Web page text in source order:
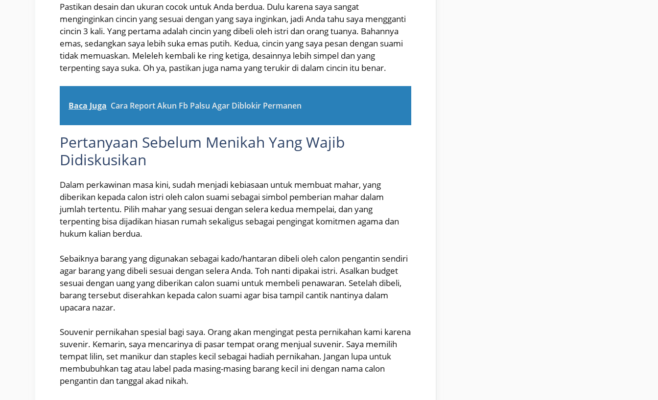
Pastikan desain dan ukuran cocok untuk Anda berdua. Dulu karena saya sangat
menginginkan cincin yang sesuai dengan yang saya inginkan, jadi Anda tahu saya mengganti
cincin 3 kali. Yang pertama adalah cincin yang dibeli oleh istri dan orang tuanya. Bahannya
emas, sedangkan saya lebih suka emas putih. Kedua, cincin yang saya pesan dengan suami
tidak memuaskan. Meleleh kembali ke ring ketiga, desainnya lebih simpel dan yang
terpenting saya suka. Oh ya, pastikan juga nama yang terukir di dalam cincin itu benar.
Baca Juga Cara Report Akun Fb Palsu Agar Diblokir Permanen
Pertanyaan Sebelum Menikah Yang Wajib
Didiskusikan
Dalam perkawinan masa kini, sudah menjadi kebiasaan untuk membuat mahar, yang
diberikan kepada calon istri oleh calon suami sebagai simbol pemberian mahar dalam
jumlah tertentu. Pilih mahar yang sesuai dengan selera kedua mempelai, dan yang
terpenting bisa dijadikan hiasan rumah sekaligus sebagai pengingat komitmen agama dan
hukum kalian berdua.
Sebaiknya barang yang digunakan sebagai kado/hantaran dibeli oleh calon pengantin sendiri
agar barang yang dibeli sesuai dengan selera Anda. Toh nanti dipakai istri. Asalkan budget
sesuai dengan uang yang diberikan calon suami untuk membeli penawaran. Setelah dibeli,
barang tersebut diserahkan kepada calon suami agar bisa tampil cantik nantinya dalam
upacara nazar.
Souvenir pernikahan spesial bagi saya. Orang akan mengingat pesta pernikahan kami karena
suvenir. Kemarin, saya mencarinya di pasar tempat orang menjual suvenir. Saya memilih
tempat lilin, set manikur dan staples kecil sebagai hadiah pernikahan. Jangan lupa untuk
membubuhkan tag atau label pada masing-masing barang kecil ini dengan nama calon
pengantin dan tanggal akad nikah.